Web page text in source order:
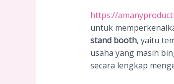
https://
untuk
stand booth, yaitu
usaha yang masih
secara lengkap